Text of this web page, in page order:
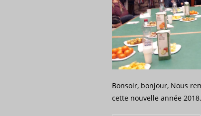
Bonsoir, bonjour, Nous
cette nouvelle année 2018.